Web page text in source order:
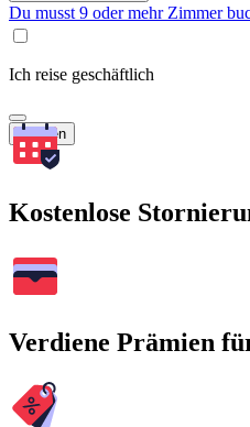
Du musst 9 oder mehr Zimmer
Ich reise geschäftlich
Suchen
Kostenlose
Verdiene Prämien